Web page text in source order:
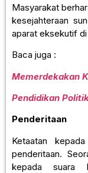
Masyarakat
kesejahteraan
aparat eksekutif
Baca juga :
Memerdekakan
Pendidikan
Penderitaan
Ketaatan
penderitaan.
kepada suara